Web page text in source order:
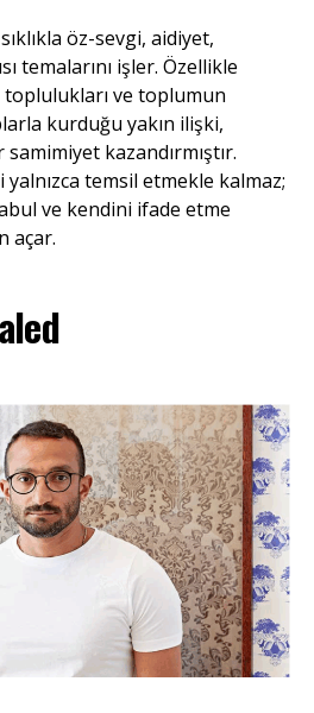
öz-sevgi, aidiyet,
temalarını işler. Özellikle
ve toplumun
kurduğu yakın ilişki,
kazandırmıştır.
temsil etmekle kalmaz;
ve kendini ifade etme
açar.